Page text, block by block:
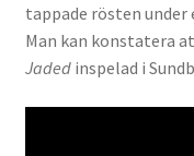
tappade rösten under
Man kan konstatera
Jadedinspelad i